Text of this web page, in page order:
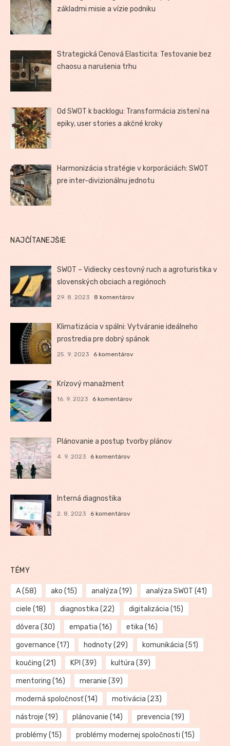
základmi misie a vízie podniku
Strategická Cenová Elasticita: Testovanie bez
chaosu a narušenia trhu
Od SWOT k backlogu: Transformácia zistení na
epiky, user stories a akčné kroky
Harmonizácia stratégie v korporáciách: SWOT
pre inter-divizionálnu jednotu
NAJČÍTANEJŠIE
SWOT – Vidiecky cestovný ruch a agroturistika v
slovenských obciach a regiónoch
29. 8. 2023 8 komentárov
Klimatizácia v spálni: Vytváranie ideálneho
prostredia pre dobrý spánok
25. 9. 2023 6 komentárov
Krízový manažment
16. 9. 2023 6 komentárov
Plánovanie a postup tvorby plánov
4. 9. 2023 6 komentárov
Interná diagnostika
2. 8. 2023 6 komentárov
TÉMY
A(58) ako (15) analýza (19) analýza SWOT (41)
ciele (18) diagnostika (22) digitalizácia (15)
dôvera (30) empatia (16) etika (16)
governance (17) hodnoty(29) komunikácia (51)
koučing (21) KPI (39) kultúra (39)
mentoring (16) meranie (39)
moderná spoločnosť(14) motivácia (23)
nástroje (19) plánovanie (14) prevencia (19)
problémy(15) problémy modernej spoločnosti (15)